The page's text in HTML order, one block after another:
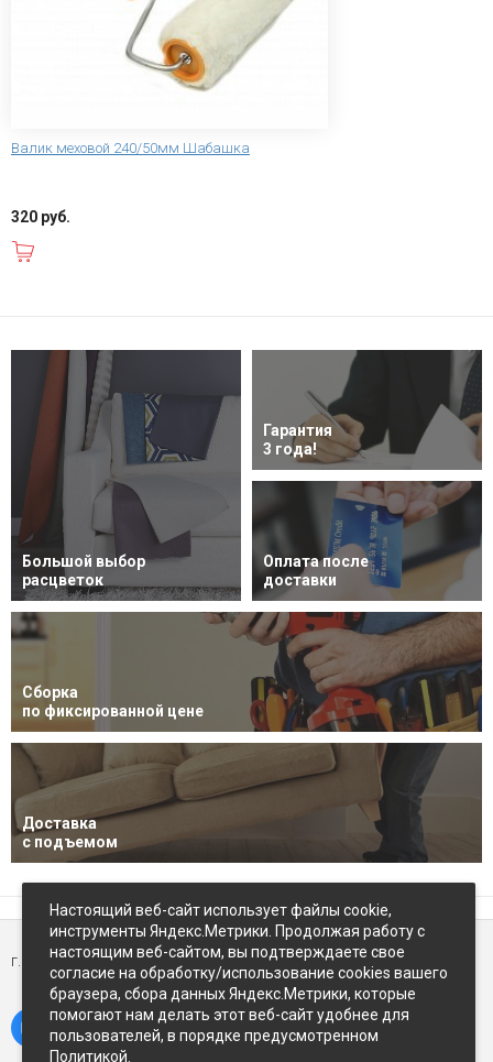
Валик меховой 240/50мм Шабашка
320 руб.
Большой выбор
расцветок
Гарантия
3 года!
Оплата после
доставки
Сборка
по фиксированной цене
Доставка
с подъемом
г. Петропавловск-Камчатский,ул Восточное-шоссе, д.5
Настоящий веб-сайт использует файлы cookie,
инструменты Яндекс.Метрики. Продолжая работу с
настоящим веб-сайтом, вы подтверждаете свое
согласие на обработку/использование cookies вашего
браузера, сбора данных Яндекс.Метрики, которые
помогают нам делать этот веб-сайт удобнее для
пользователей, в порядке предусмотренном
Политикой.